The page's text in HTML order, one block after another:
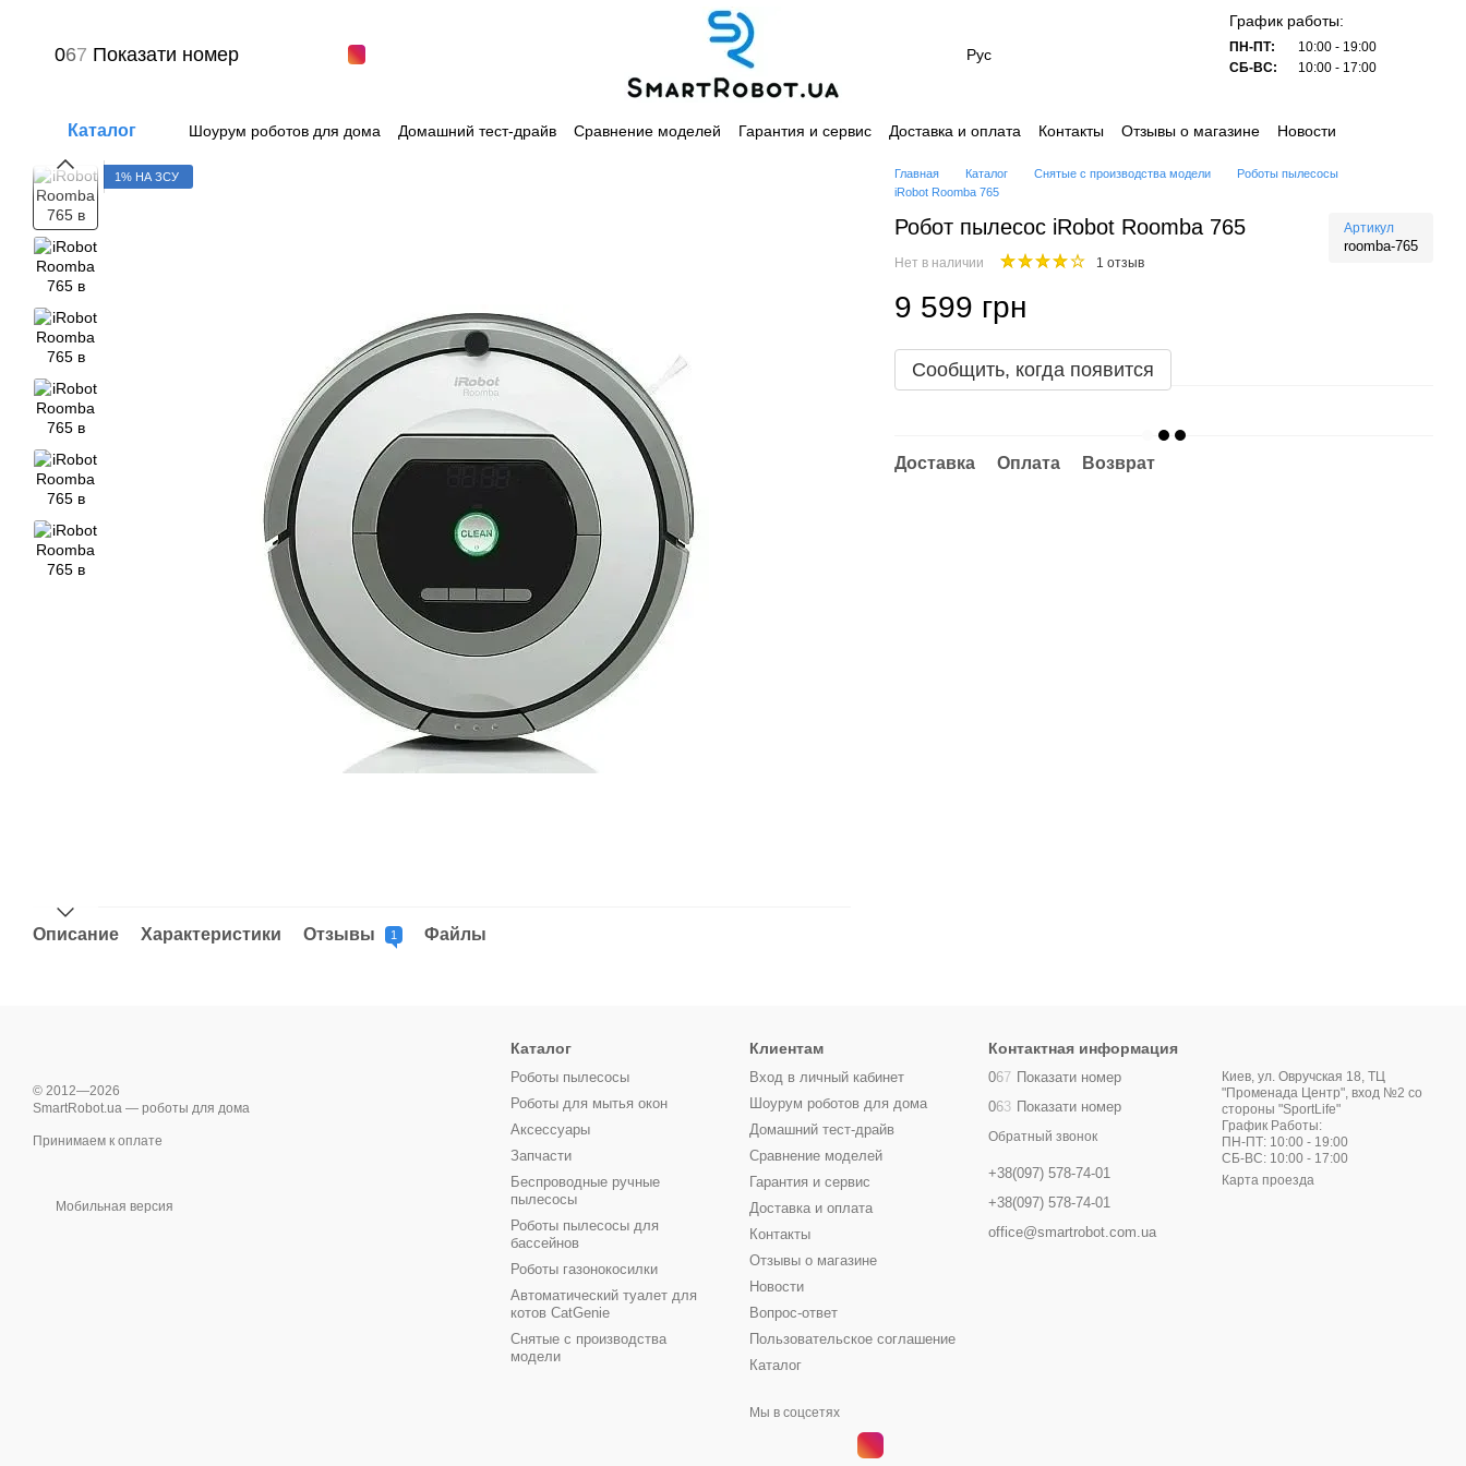
067 Показати номер Рус
График работы:
ПН-ПТ:
10:00 - 19:00
СБ-ВС:
10:00 - 17:00
Каталог Шоурум роботов для дома Домашний тест-драйв Сравнение моделей Гарантия и сервис Доставка и оплата Контакты Отзывы о магазине
Новости
1% НА ЗСУ
Описание Характеристики Отзывы 1 Файлы
Главная Каталог Снятые с производства модели
Роботы пылесосы
iRobot Roomba 765
Робот пылесос iRobot Roomba 765 Артикул
roomba-765
Нет в наличии 1 отзыв
9 599 грн
Сообщить, когда появится
Доставка Оплата Возврат
© 2012—2026
SmartRobot.ua — роботы для дома
Принимаем к оплате
Мобильная версия
Каталог
Роботы пылесосы
Роботы для мытья окон
Аксессуары
Запчасти
Беспроводные ручные
пылесосы
Роботы пылесосы для
бассейнов
Роботы газонокосилки
Автоматический туалет для
котов CatGenie
Снятые с производства
модели
Клиентам
Вход в личный кабинет
Шоурум роботов для дома
Домашний тест-драйв
Сравнение моделей
Гарантия и сервис
Доставка и оплата
Контакты
Отзывы о магазине
Новости
Вопрос-ответ
Пользовательское соглашение
Каталог
Мы в соцсетях
Контактная информация
067 Показати номер
063 Показати номер
Обратный звонок
+38(097) 578-74-01
+38(097) 578-74-01
office@smartrobot.com.ua
Киев, ул. Овручская 18, ТЦ
"Променада Центр", вход №2 со
стороны "SportLife"
График Работы:
ПН-ПТ: 10:00 - 19:00
СБ-ВС: 10:00 - 17:00
Карта проезда